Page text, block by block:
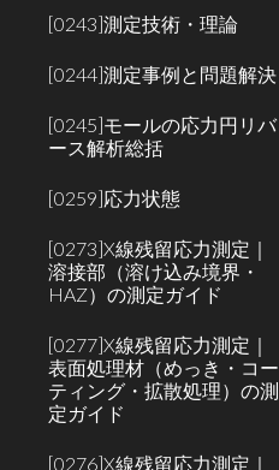
[0243]測定技術・理論
[0244]測定事例と問題解決
[0245]モールの応力円リバ
ース解析総括
[0259]応力状態
[0273]X線残留応力測定｜
溶接部（溶け込み境界・
HAZ）の測定ガイド
[0277]X線残留応力測定｜
表面処理材（めっき・コー
ティング・拡散処理）の測
定ガイド
[0276]X線残留応力測定｜